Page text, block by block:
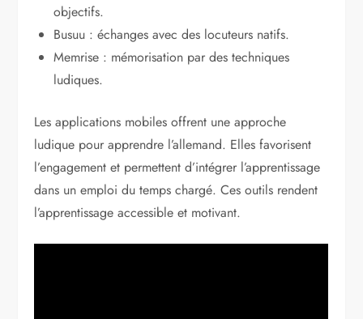
objectifs.
Busuu : échanges avec des locuteurs natifs.
Memrise : mémorisation par des techniques
ludiques.
Les applications mobiles offrent une approche
ludique pour apprendre l’allemand. Elles favorisent
l’engagement et permettent d’intégrer l’apprentissage
dans un emploi du temps chargé. Ces outils rendent
l’apprentissage accessible et motivant.